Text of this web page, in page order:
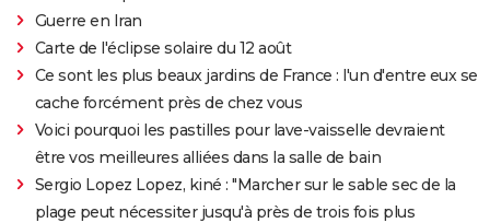
Guerre en Iran
Carte de l'éclipse solaire du 12 août
Ce sont les plus beaux jardins de France : l'un d'entre eux se
cache forcément près de chez vous
Voici pourquoi les pastilles pour lave-vaisselle devraient
être vos meilleures alliées dans la salle de bain
Sergio Lopez Lopez, kiné : "Marcher sur le sable sec de la
plage peut nécessiter jusqu'à près de trois fois plus